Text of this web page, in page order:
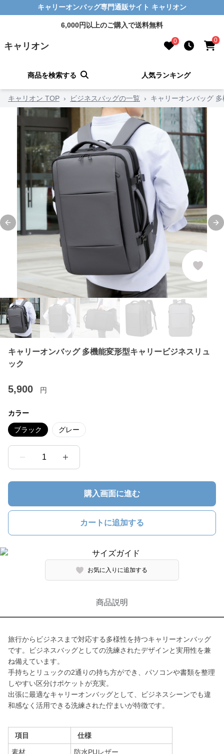
キャリーオンバッグ専門通販サイト キャリオン
6,000円以上のご購入で送料無料
キャリオン 0 0
商品を検索する 人気ランキング
キャリオン TOP › ビジネスバッグの一覧 › キャリーオンバッグ
Previous slide
キャリーオンバッグ 多機能変形型キャリービジネスリュ
ック
5,900 円
カラー
ブラック グレー
1
購入画面に進む
カートに追加する
お気に入りに追加する
商品説明
旅行からビジネスまで対応する多様性を持つキャリーオンバッグ
です。ビジネスバッグとしての洗練されたデザインと実用性を兼
ね備えています。
手持ちとリュックの2通りの持ち方ができ、パソコンや書類を整理
しやすい区分けポケットが充実。
出張に最適なキャリーオンバッグとして、ビジネスシーンでも違
和感なく活用できる洗練された佇まいが特徴です。
項目 仕様
素材 防水PUレザー